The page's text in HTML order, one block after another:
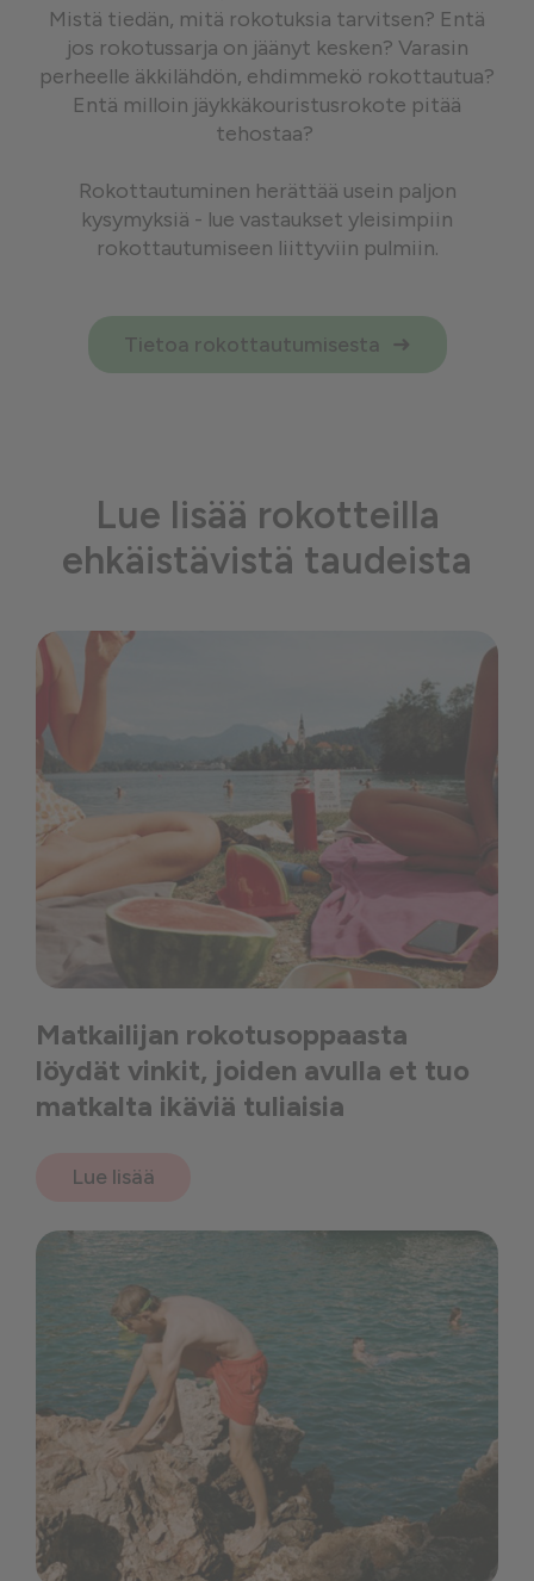
Mistä tiedän, mitä rokotuksia tarvitsen? Entä
jos rokotussarja on jäänyt kesken? Varasin
perheelle äkkilähdön, ehdimmekö rokottautua?
Entä milloin jäykkäkouristusrokote pitää
tehostaa?
Rokottautuminen herättää usein paljon
kysymyksiä - lue vastaukset yleisimpiin
rokottautumiseen liittyviin pulmiin.
Tietoa rokottautumisesta
Lue lisää rokotteilla
ehkäistävistä taudeista
Matkailijan rokotusoppaasta
löydät vinkit, joiden avulla et tuo
matkalta ikäviä tuliaisia
Lue lisää